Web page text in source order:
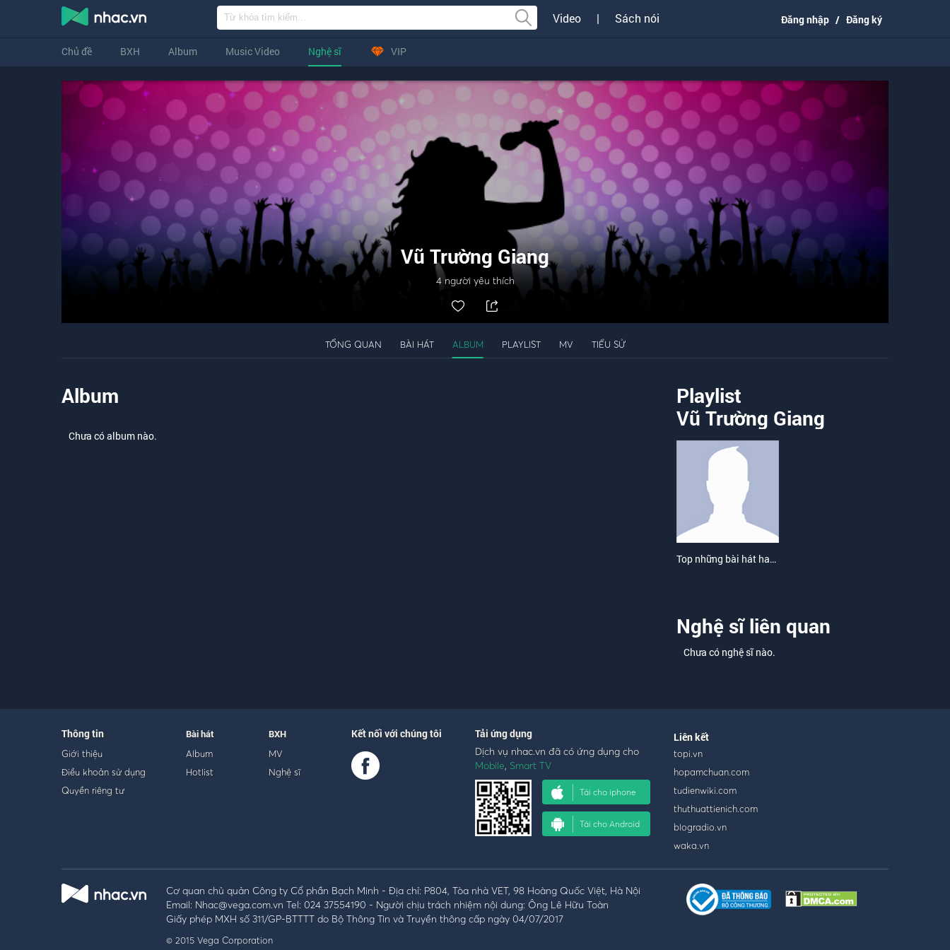
Video | Sách nói Đăng nhập / Đăng ký
Chủ đề BXH Album Music Video Nghệ sĩ VIP
Vũ Trường Giang
4người yêu thích
TỔNG QUAN BÀI HÁT ALBUM PLAYLIST MV TIỂU SỬ
Album
Chưa có album nào.
Playlist
Vũ Trường Giang
Top những bài hát hay nhất của Vũ Trường Giang
Nghệ sĩ liên quan
Chưa có nghệ sĩ nào.
Thông tin
Giới thiệu
Điều khoản sử dụng
Quyền riêng tư
Bài hát
Album
Hotlist
BXH
MV
Nghệ sĩ
Kết nối với chúng tôi Tải ứng dụng
Dịch vụ nhac.vn đã có ứng dụng cho
Mobile, Smart TV
Tải cho iphone
Tải cho Android
Liên kết
topi.vn
hopamchuan.com
tudienwiki.com
thuthuattienich.com
blogradio.vn
waka.vn
Cơ quan chủ quản Công ty Cổ phần Bạch Minh - Địa chỉ: P804, Tòa nhà VET, 98 Hoàng Quốc Việt, Hà Nội
Email: Nhac@vega.com.vn Tel: 024 37554190 - Người chịu trách nhiệm nội dung: Ông Lê Hữu Toàn
Giấy phép MXH số 311/GP-BTTTT do Bộ Thông Tin và Truyền thông cấp ngày 04/07/2017
© 2015 Vega Corporation